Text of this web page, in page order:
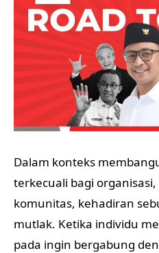
Dalam konteks
terkecuali bagi
komunitas, kehadiran
mutlak. Ketika individu
pada ingin bergabung